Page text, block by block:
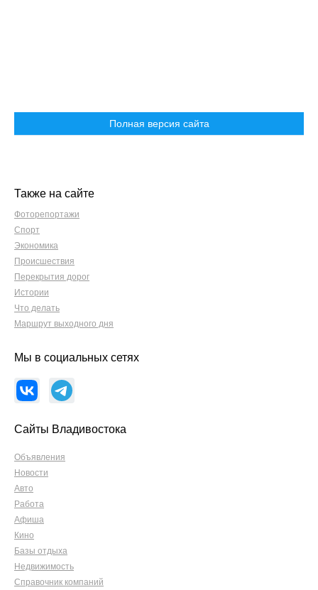
Полная версия сайта
Также на сайте
Фоторепортажи
Спорт
Экономика
Происшествия
Перекрытия дорог
Истории
Что делать
Маршрут выходного дня
Мы в социальных сетях
Сайты Владивостока
Объявления
Новости
Авто
Работа
Афиша
Кино
Базы отдыха
Недвижимость
Справочник компаний